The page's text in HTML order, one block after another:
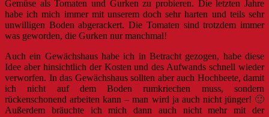
Gemüse als Tomaten und Gurken zu probieren. Die letzten Jahre
habe ich mich immer mit unserem doch sehr harten und teils sehr
unwilligen Boden abgerackert. Die Tomaten sind trotzdem immer
was geworden, die Gurken nur manchmal!
Auch ein Gewächshaus habe ich in Betracht gezogen, habe diese
Idee aber hinsichtlich der Kosten und des Aufwands schnell wieder
verworfen. In das Gewächshaus sollten aber auch Hochbeete, damit
ich nicht auf dem Boden rumkriechen muss, sondern
rückenschonend arbeiten kann – man wird ja auch nicht jünger! 🙂
Außerdem bräuchte ich mich dann auch nicht mehr mit der